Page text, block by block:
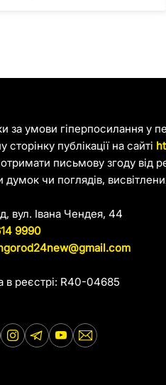
за умови гіперпосилання у
публікації на сайті
письмову згоду від
думок чи поглядів,
вул. Івана Чендея, 44
9990
в реєстрі: R40-04685